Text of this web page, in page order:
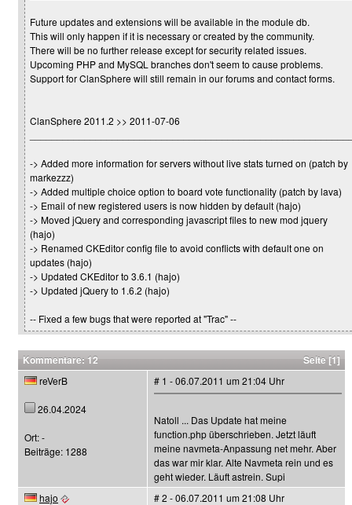
Future updates and extensions will be available in the module db.
This will only happen if it is necessary or created by the community.
There will be no further release except for security related issues.
Upcoming PHP and MySQL branches don't seem to cause problems.
Support for ClanSphere will still remain in our forums and contact forms.
ClanSphere 2011.2 >> 2011-07-06
-> Added more information for servers without live stats turned on (patch by
markezzz)
-> Added multiple choice option to board vote functionality (patch by lava)
-> Email of new registered users is now hidden by default (hajo)
-> Moved jQuery and corresponding javascript files to new mod jquery
(hajo)
-> Renamed CKEditor config file to avoid conflicts with default one on
updates (hajo)
-> Updated CKEditor to 3.6.1 (hajo)
-> Updated jQuery to 1.6.2 (hajo)
-- Fixed a few bugs that were reported at "Trac" --
Kommentare: 12 Seite [1]
reVerB
26.04.2024
Ort: -
Beiträge: 1288
# 1 - 06.07.2011 um 21:04 Uhr
Natoll ... Das Update hat meine
function.php überschrieben. Jetzt läuft
meine navmeta-Anpassung net mehr. Aber
das war mir klar. Alte Navmeta rein und es
geht wieder. Läuft astrein. Supi
hajo
# 2 - 06.07.2011 um 21:08 Uhr